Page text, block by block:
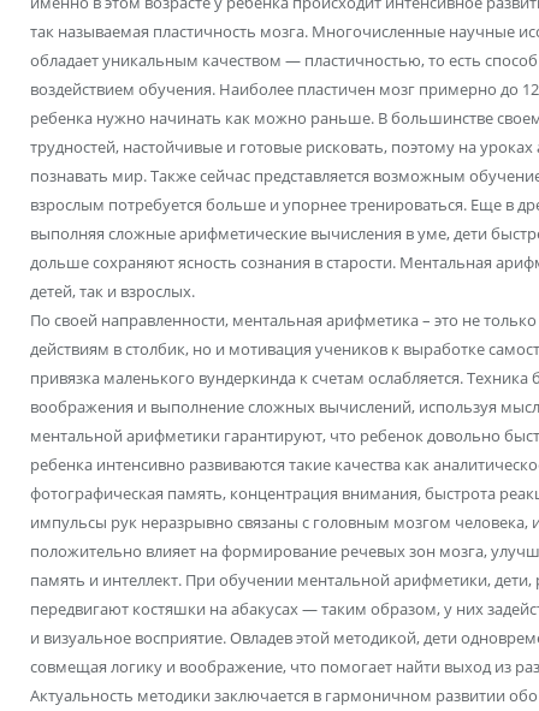
так называемая пластичность мозга. Многочисленные научные
обладает уникальным качеством — пластичностью, то есть
воздействием обучения. Наиболее пластичен мозг примерно до
ребенка нужно начинать как можно раньше. В большинстве
трудностей, настойчивые и готовые рисковать, поэтому на
познавать мир. Также сейчас представляется возможным
взрослым потребуется больше и упорнее тренироваться. Еще в
выполняя сложные арифметические вычисления в уме, дети
дольше сохраняют ясность сознания в старости. Ментальная
детей, так и взрослых.
По своей направленности, ментальная арифметика – это не
действиям в столбик, но и мотивация учеников к выработке
привязка маленького вундеркинда к счетам ослабляется. Техника
воображения и выполнение сложных вычислений, используя
ментальной арифметики гарантируют, что ребенок довольно
ребенка интенсивно развиваются такие качества как
фотографическая память, концентрация внимания, быстрота
импульсы рук неразрывно связаны с головным мозгом человека,
положительно влияет на формирование речевых зон мозга,
память и интеллект. При обучении ментальной арифметики,
передвигают костяшки на абакусах — таким образом, у них
и визуальное восприятие. Овладев этой методикой, дети
совмещая логику и воображение, что помогает найти выход из
Актуальность методики заключается в гармоничном развитии